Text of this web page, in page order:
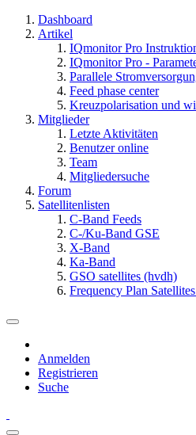
Dashboard
Artikel
IQmonitor Pro
IQmonitor Pro -
Parallele
Feed phase center
Kreuzpolarisation und
Mitglieder
Letzte Aktivitäten
Benutzer online
Team
Mitgliedersuche
Forum
Satellitenlisten
C-Band Feeds
C-/Ku-Band GSE
X-Band
Ka-Band
GSO satellites (hvdh)
Frequency Plan
Anmelden
Registrieren
Suche